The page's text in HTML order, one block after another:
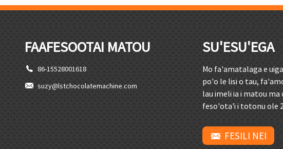
FAAFESOOTAI MATOU
86-15528001618
suzy@lstchocolatemachine.com
SU'ESU'EGA
Mo fa'amatalaga e
po'o le lisi o tau,
lau imeli ia i matou ma
feso'ota'i i totonu ole
FESILI NEI